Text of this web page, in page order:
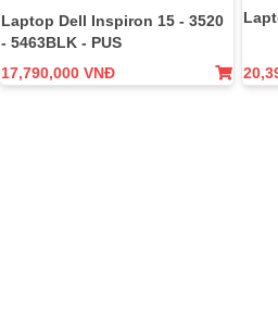
Laptop Dell Inspiron 15 - 3520
- 5463BLK - PUS
17,790,000 VNĐ